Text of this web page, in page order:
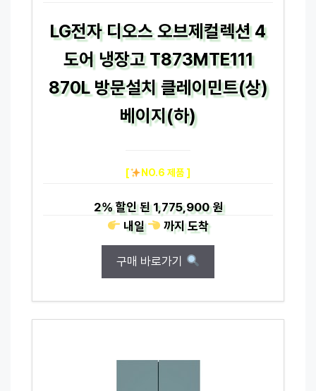
LG전자 디오스 오브제컬렉션 4
도어 냉장고 T873MTE111
870L 방문설치 클레이민트(상)
베이지(하)
[ NO.6 제품 ]
2%할인 된1,775,900 원
내일
까지도착
구매 바로가기